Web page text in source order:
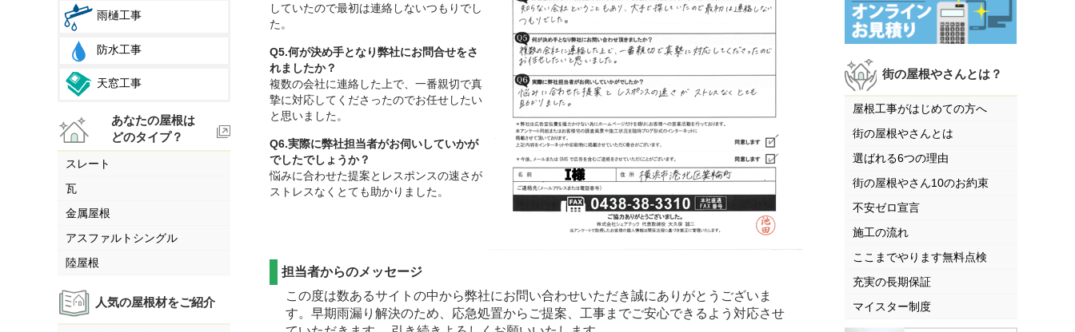
雨樋工事
防水工事
天窓工事
あなたの屋根は
どのタイプ？
スレート
瓦
金属屋根
アスファルトシングル
陸屋根
人気の屋根材をご紹介
していたので最初は連絡しないつもりでし
た。
Q5.何が決め手となり弊社にお問合せをさ
れましたか？
複数の会社に連絡した上で、一番親切で真
摯に対応してくださったのでお任せしたい
と思いました。
Q6.実際に弊社担当者がお伺いしていかが
でしたでしょうか？
悩みに合わせた提案とレスポンスの速さが
ストレスなくとても助かりました。
担当者からのメッセージ
この度は数あるサイトの中から弊社にお問い合わせいただき誠にありがとうございま
す。早期雨漏り解決のため、応急処置からご提案、工事までご安心できるよう対応させ
街の屋根やさんとは？
屋根工事がはじめての方へ
街の屋根やさんとは
選ばれる6つの理由
街の屋根やさん10のお約束
不安ゼロ宣言
施工の流れ
ここまでやります無料点検
充実の長期保証
マイスター制度